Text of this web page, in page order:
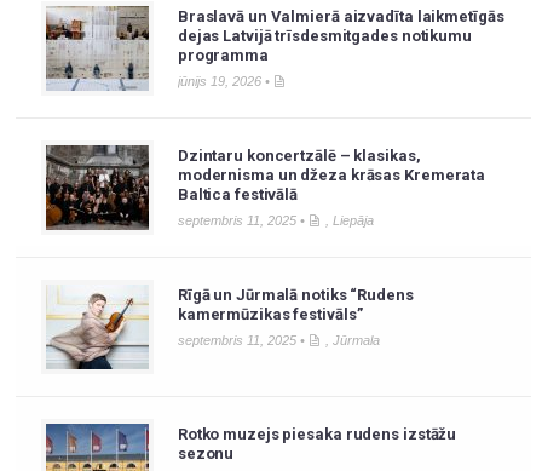
Braslavā un Valmierā aizvadīta laikmetīgās
dejas Latvijā trīsdesmitgades notikumu
programma
jūnijs 19, 2026 •
Dzintaru koncertzālē – klasikas,
modernisma un džeza krāsas Kremerata
Baltica festivālā
septembris 11, 2025 • Liepāja
Rīgā un Jūrmalā notiks “Rudens
kamermūzikas festivāls”
septembris 11, 2025 • Jūrmala
Rotko muzejs piesaka rudens izstāžu
sezonu